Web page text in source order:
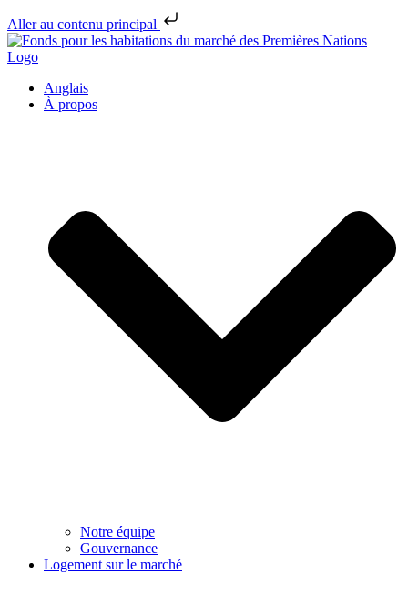
Aller au contenu principal
Anglais
À propos
Notre équipe
Gouvernance
Logement sur le marché